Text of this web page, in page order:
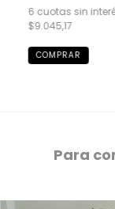
6 cuotas sin
$9.045,17
Para